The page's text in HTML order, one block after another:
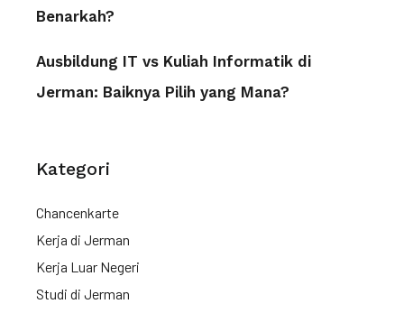
Benarkah?
Ausbildung IT vs Kuliah Informatik di
Jerman: Baiknya Pilih yang Mana?
Kategori
Chancenkarte
Kerja di Jerman
Kerja Luar Negeri
Studi di Jerman